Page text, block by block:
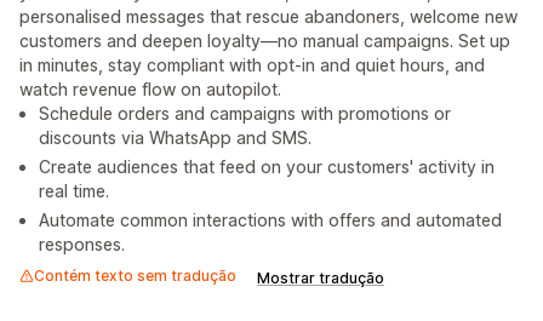
personalised messages that rescue abandoners, welcome new
customers and deepen loyalty—no manual campaigns. Set up
in minutes, stay compliant with opt-in and quiet hours, and
watch revenue flow on autopilot.
Schedule orders and campaigns with promotions or
discounts via WhatsApp and SMS.
Create audiences that feed on your customers' activity in
real time.
Automate common interactions with offers and automated
responses.
Contém texto sem tradução Mostrar tradução